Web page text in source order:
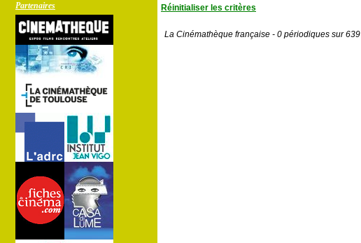
Partenaires
Réinitialiser les critères
La Cinémathèque française - 0 périodiques sur 639